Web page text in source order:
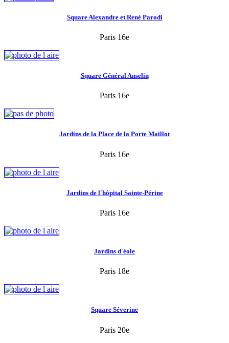
Square Alexandre et René Parodi
Paris 16e
Square Général Anselin
Paris 16e
Jardins de la Place de la Porte Maillot
Paris 16e
Jardins de l'hôpital Sainte-Périne
Paris 16e
Jardins d'éole
Paris 18e
Square Séverine
Paris 20e